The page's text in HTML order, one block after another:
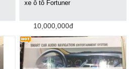
xe ô tô Fortuner
10,000,000đ